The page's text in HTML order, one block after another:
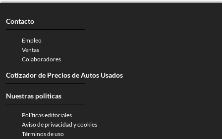
Contacto
Empleo
Ventas
Colaboradores
Cotizador de Precios de Autos Usados
Nuestras politicas
Políticas editoriales
Aviso de privacidad y cookies
Términos de uso